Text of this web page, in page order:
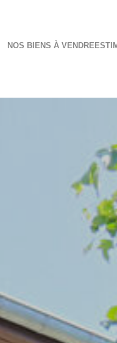
NOS BIENS À VENDRE